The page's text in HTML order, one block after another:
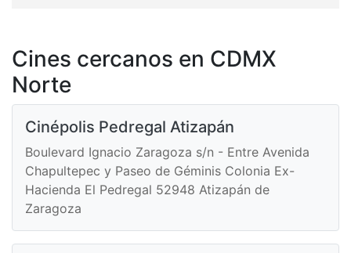
Cines cercanos en CDMX
Norte
Cinépolis Pedregal Atizapán
Boulevard Ignacio Zaragoza s/n - Entre Avenida
Chapultepec y Paseo de Géminis Colonia Ex-
Hacienda El Pedregal 52948 Atizapán de
Zaragoza